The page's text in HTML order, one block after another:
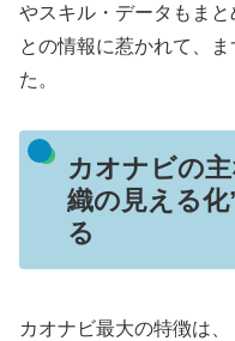
やスキル・データもまと
との情報に惹かれて、
た。
カオナビの
織の見える
る
カオナビ最大の特徴は